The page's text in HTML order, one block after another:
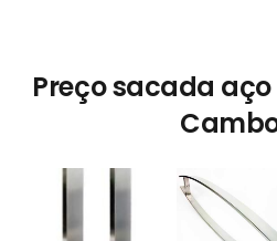
Preço sacada